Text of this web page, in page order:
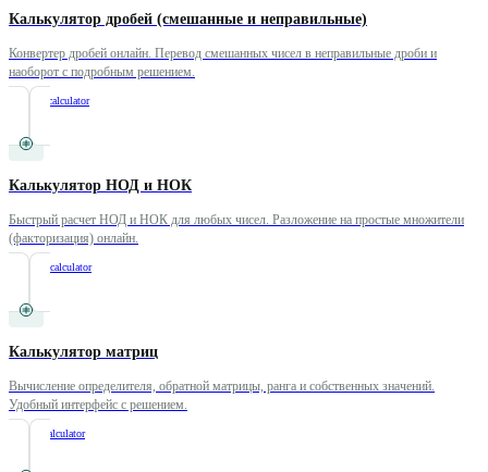
Калькулятор дробей (смешанные и неправильные)
Конвертер дробей онлайн. Перевод смешанных чисел в неправильные дроби и
наоборот с подробным решением.
fraction-calculator
Калькулятор НОД и НОК
Быстрый расчет НОД и НОК для любых чисел. Разложение на простые множители
(факторизация) онлайн.
gcd-lcm-calculator
Калькулятор матриц
Вычисление определителя, обратной матрицы, ранга и собственных значений.
Удобный интерфейс с решением.
matrix-calculator